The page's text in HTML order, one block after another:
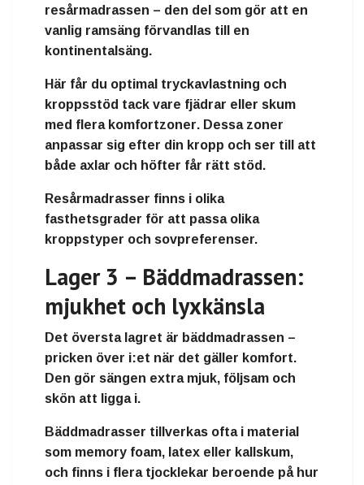
resårmadrassen – den del som gör att en
vanlig ramsäng förvandlas till en
kontinentalsäng.
Här får du optimal tryckavlastning och
kroppsstöd tack vare fjädrar eller skum
med flera komfortzoner. Dessa zoner
anpassar sig efter din kropp och ser till att
både axlar och höfter får rätt stöd.
Resårmadrasser finns i olika
fasthetsgrader för att passa olika
kroppstyper och sovpreferenser.
Lager 3 – Bäddmadrassen:
mjukhet och lyxkänsla
Det översta lagret är bäddmadrassen –
pricken över i:et när det gäller komfort.
Den gör sängen extra mjuk, följsam och
skön att ligga i.
Bäddmadrasser tillverkas ofta i material
som memory foam, latex eller kallskum,
och finns i flera tjocklekar beroende på hur